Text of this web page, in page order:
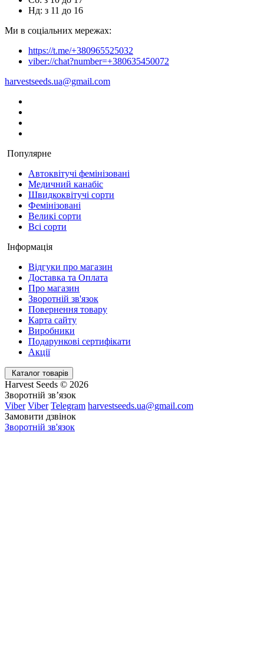
Нд: з 11 до 16
Ми в соціальних мережах:
https://t.me/+380965525032
viber://chat?number=+380635450072
harvestseeds.ua@gmail.com
Популярне
Автоквітучі фемінізовані
Медичний канабіс
Швидкоквітучі сорти
Фемінізовані
Великі сорти
Всі сорти
Інформація
Відгуки про магазин
Доставка та Оплата
Про магазин
Зворотній зв'язок
Повернення товару
Карта сайту
Виробники
Подарункові сертифікати
Акції
Каталог товарів
Harvest Seeds © 2026
Зворотній зв’язок
Viber Viber Telegram harvestseeds.ua@gmail.com
Замовити дзвінок
Зворотній зв'язок